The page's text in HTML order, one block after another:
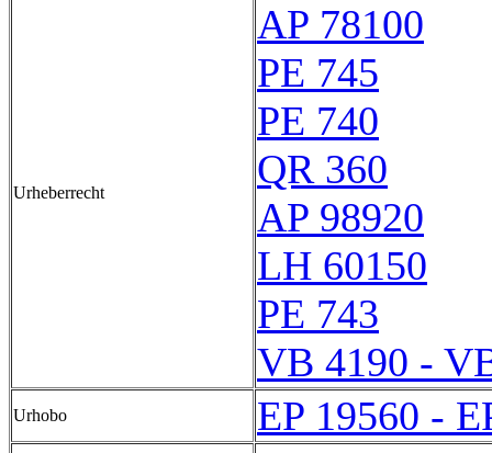
Urheberrecht
AP 78100
PE 745
PE 740
QR 360
AP 98920
LH 60150
PE 743
VB 4190 -
Urhobo EP 19560 -